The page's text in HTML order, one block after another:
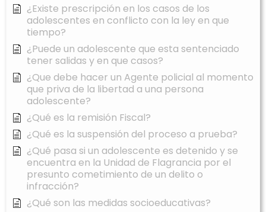
¿Existe prescripción en los casos de los
adolescentes en conflicto con la ley en que
tiempo?
¿Puede un adolescente que esta sentenciado
tener salidas y en que casos?
¿Que debe hacer un Agente policial al momento
que priva de la libertad a una persona
adolescente?
¿Qué es la remisión Fiscal?
¿Qué es la suspensión del proceso a prueba?
¿Qué pasa si un adolescente es detenido y se
encuentra en la Unidad de Flagrancia por el
presunto cometimiento de un delito o
infracción?
¿Qué son las medidas socioeducativas?